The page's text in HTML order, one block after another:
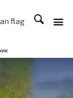
Поиск